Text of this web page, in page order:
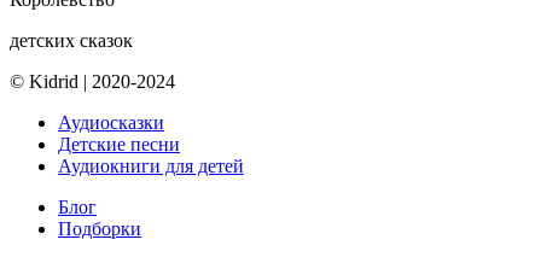
детских сказок
© Kidrid | 2020-2024
Аудиосказки
Детские песни
Аудиокниги для детей
Блог
Подборки